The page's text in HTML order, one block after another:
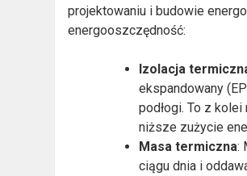
projektowaniu i budowie
energooszczędność:
Izolacja
ekspandowany
podłogi. To z
niższe zużycie
Masa termiczna:
ciągu dnia i